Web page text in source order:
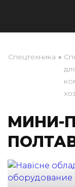
Спецтехника »
МИНИ-